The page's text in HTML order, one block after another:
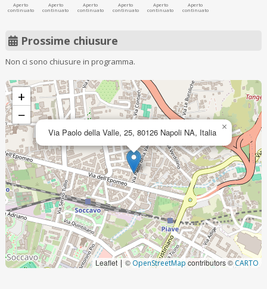
Aperto
continuato
Aperto
continuato
Aperto
continuato
Aperto
continuato
Aperto
continuato
Aperto
continuato
Prossime chiusure
Non ci sono chiusure in programma.
Via Paolo della Valle, 25, 80126 Napoli NA, Italia ×
+
−
Leaflet | ©OpenStreetMap contributors © CARTO